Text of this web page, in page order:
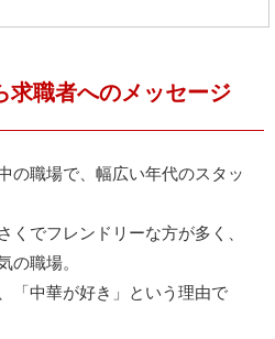
職者へのメッセージ
の職場で、幅広い年代のスタッ
でフレンドリーな方が多く、
の職場。
「中華が好き」という理由で